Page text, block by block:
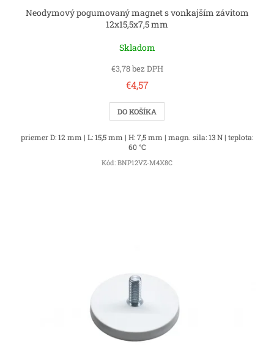
Neodymový pogumovaný magnet s vonkajším závitom
12x15,5x7,5 mm
Skladom
€3,78 bez DPH
€4,57
DO KOŠÍKA
priemer D: 12 mm | L: 15,5 mm | H: 7,5 mm | magn. sila: 13 N | teplota:
60 °C
Kód: BNP12VZ-M4X8C